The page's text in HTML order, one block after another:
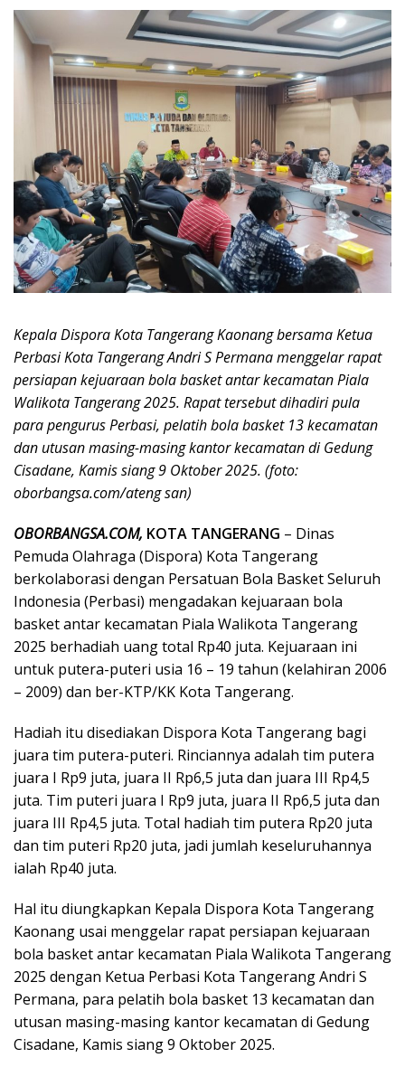
Kepala Dispora Kota Tangerang Kaonang bersama Ketua
Perbasi Kota Tangerang Andri S Permana menggelar rapat
persiapan kejuaraan bola basket antar kecamatan Piala
Walikota Tangerang 2025. Rapat tersebut dihadiri pula
para pengurus Perbasi, pelatih bola basket 13 kecamatan
dan utusan masing-masing kantor kecamatan di Gedung
Cisadane, Kamis siang 9 Oktober 2025. (foto:
oborbangsa.com/ateng san)
OBORBANGSA.COM, KOTA TANGERANG – Dinas
Pemuda Olahraga (Dispora) Kota Tangerang
berkolaborasi dengan Persatuan Bola Basket Seluruh
Indonesia (Perbasi) mengadakan kejuaraan bola
basket antar kecamatan Piala Walikota Tangerang
2025 berhadiah uang total Rp40 juta. Kejuaraan ini
untuk putera-puteri usia 16 – 19 tahun (kelahiran 2006
– 2009) dan ber-KTP/KK Kota Tangerang.
Hadiah itu disediakan Dispora Kota Tangerang bagi
juara tim putera-puteri. Rinciannya adalah tim putera
juara I Rp9 juta, juara II Rp6,5 juta dan juara III Rp4,5
juta. Tim puteri juara I Rp9 juta, juara II Rp6,5 juta dan
juara III Rp4,5 juta. Total hadiah tim putera Rp20 juta
dan tim puteri Rp20 juta, jadi jumlah keseluruhannya
ialah Rp40 juta.
Hal itu diungkapkan Kepala Dispora Kota Tangerang
Kaonang usai menggelar rapat persiapan kejuaraan
bola basket antar kecamatan Piala Walikota Tangerang
2025 dengan Ketua Perbasi Kota Tangerang Andri S
Permana, para pelatih bola basket 13 kecamatan dan
utusan masing-masing kantor kecamatan di Gedung
Cisadane, Kamis siang 9 Oktober 2025.